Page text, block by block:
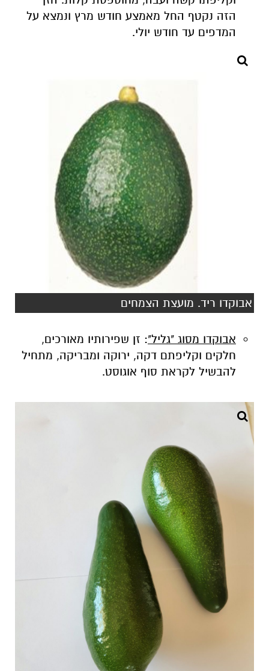
הזה נקטף החל מאמצע חודש מרץ ונמצא על
המדפים עד חודש יולי.
אבוקדו ריד. מועצת הצמחים
אבוקדו מסוג "גליל": זן שפירותיו מאורכים,
חלקים וקליפתם דקה, ירוקה ומבריקה, מתחיל
להבשיל לקראת סוף אוגוסט.